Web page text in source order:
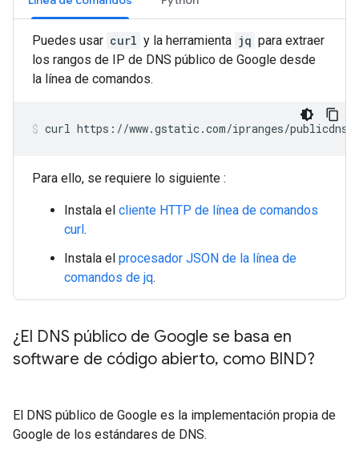
Puedes usar curl y la herramienta jq para extraer
los rangos de IP de DNS público de Google desde
la línea de comandos.
Para ello, se requiere lo siguiente :
Instala el cliente HTTP de línea de comandos
curl.
Instala el procesador JSON de la línea de
comandos de jq.
¿El DNS público de Google se basa en
software de código abierto, como BIND?
El DNS público de Google es la implementación propia de
Google de los estándares de DNS.